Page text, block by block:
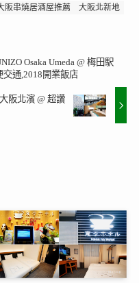
阪串燒居酒屋推薦
大阪北新地
Osaka Umeda @ 梅田駅
交通,2018開業飯店
阪北濱 @ 超讚